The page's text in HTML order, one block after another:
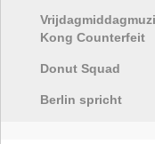
Kong Counterfeit
Donut Squad
Berlin spricht